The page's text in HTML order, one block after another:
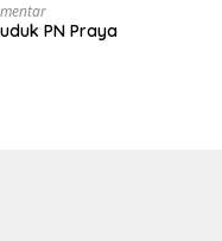
PN Praya